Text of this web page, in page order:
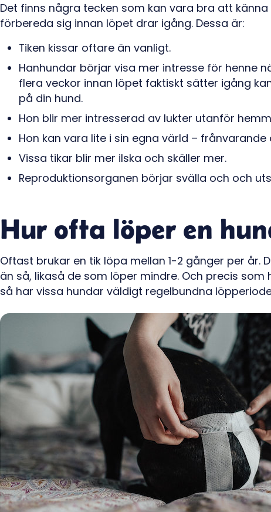
Det finns några tecken som kan vara bra att
förbereda sig innan löpet drar igång. Dessa är:
Tiken kissar oftare än vanligt.
Hanhundar börjar visa mer intresse för henne
flera veckor innan löpet faktiskt sätter igång
på din hund.
Hon blir mer intresserad av lukter utanför
Hon kan vara lite i sin egna värld –
Vissa tikar blir mer ilska och skäller mer.
Reproduktionsorganen börjar svälla och och
Hur ofta löper en
Oftast brukar en tik löpa mellan 1-2 gånger per år.
än så, likaså de som löper mindre. Och precis
så har vissa hundar väldigt regelbundna